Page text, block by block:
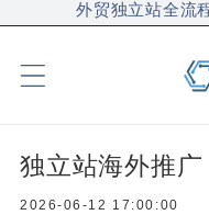
外贸独立站全流
独立站海外推广
2026-06-12 17:00:00